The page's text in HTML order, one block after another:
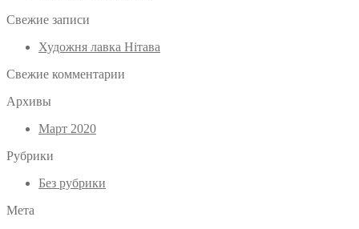
Свежие записи
Художня лавка Нітава
Свежие комментарии
Архивы
Март 2020
Рубрики
Без рубрики
Мета